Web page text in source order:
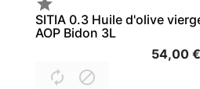

SITIA 0.3 Huile d'olive
AOP Bidon 3L
54,00 €
 